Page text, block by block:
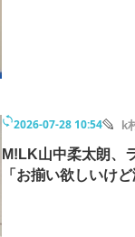
2026-07-28 10:54 k
M!LK山中柔太朗、
「お揃い欲しいけど